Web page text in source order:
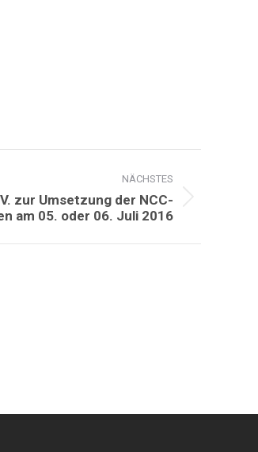
NÄCHSTES
zur Umsetzung der NCC-
am 05. oder 06. Juli 2016